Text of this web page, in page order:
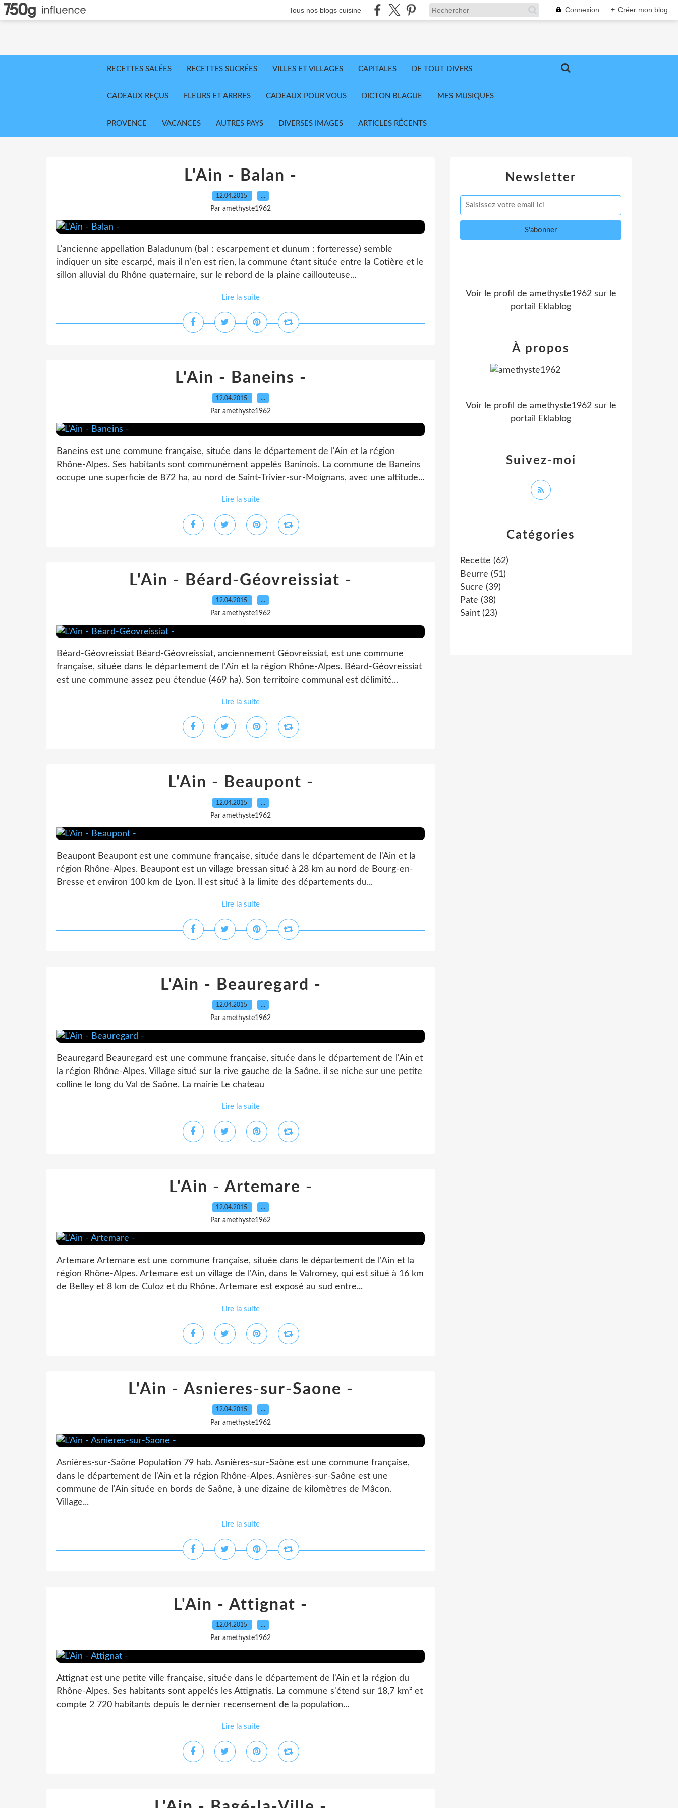
Tous nos blogs cuisine Connexion + Créer mon blog
RECETTES SALÉES RECETTES SUCRÉES VILLES ET VILLAGES CAPITALES DE TOUT DIVERS
CADEAUX REÇUS FLEURS ET ARBRES CADEAUX POUR VOUS DICTON BLAGUE MES MUSIQUES
PROVENCE VACANCES AUTRES PAYS DIVERSES IMAGES ARTICLES RÉCENTS
L'Ain - Balan -
12.04.2015 …
Par amethyste1962
L’ancienne appellation Baladunum (bal : escarpement et dunum : forteresse) semble
indiquer un site escarpé, mais il n’en est rien, la commune étant située entre la Cotière et le
sillon alluvial du Rhône quaternaire, sur le rebord de la plaine caillouteuse...
Lire la suite
L'Ain - Baneins -
12.04.2015 …
Par amethyste1962
Baneins est une commune française, située dans le département de l'Ain et la région
Rhône-Alpes. Ses habitants sont communément appelés Baninois. La commune de Baneins
occupe une superficie de 872 ha, au nord de Saint-Trivier-sur-Moignans, avec une altitude...
Lire la suite
L'Ain - Béard-Géovreissiat -
12.04.2015 …
Par amethyste1962
Béard-Géovreissiat Béard-Géovreissiat, anciennement Géovreissiat, est une commune
française, située dans le département de l'Ain et la région Rhône-Alpes. Béard-Géovreissiat
est une commune assez peu étendue (469 ha). Son territoire communal est délimité...
Lire la suite
L'Ain - Beaupont -
12.04.2015 …
Par amethyste1962
Beaupont Beaupont est une commune française, située dans le département de l'Ain et la
région Rhône-Alpes. Beaupont est un village bressan situé à 28 km au nord de Bourg-en-
Bresse et environ 100 km de Lyon. Il est situé à la limite des départements du...
Lire la suite
L'Ain - Beauregard -
12.04.2015 …
Par amethyste1962
Beauregard Beauregard est une commune française, située dans le département de l'Ain et
la région Rhône-Alpes. Village situé sur la rive gauche de la Saône. il se niche sur une petite
colline le long du Val de Saône. La mairie Le chateau
Lire la suite
L'Ain - Artemare -
12.04.2015 …
Par amethyste1962
Artemare Artemare est une commune française, située dans le département de l'Ain et la
région Rhône-Alpes. Artemare est un village de l'Ain, dans le Valromey, qui est situé à 16 km
de Belley et 8 km de Culoz et du Rhône. Artemare est exposé au sud entre...
Lire la suite
L'Ain - Asnieres-sur-Saone -
12.04.2015 …
Par amethyste1962
Asnières-sur-Saône Population 79 hab. Asnières-sur-Saône est une commune française,
dans le département de l'Ain et la région Rhône-Alpes. Asnières-sur-Saône est une
commune de l'Ain située en bords de Saône, à une dizaine de kilomètres de Mâcon.
Village...
Lire la suite
L'Ain - Attignat -
12.04.2015 …
Par amethyste1962
Attignat est une petite ville française, située dans le département de l'Ain et la région du
Rhône-Alpes. Ses habitants sont appelés les Attignatis. La commune s'étend sur 18,7 km² et
compte 2 720 habitants depuis le dernier recensement de la population...
Lire la suite
Newsletter
Catégories
Recette (62)
Beurre (51)
Sucre (39)
Pate (38)
Saint (23)
Voir le profil de amethyste1962sur le
portail Eklablog
Suivez-moi
À propos
Voir le profil de amethyste1962sur le
portail Eklablog